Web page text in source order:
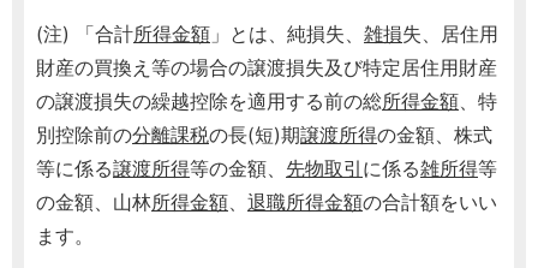
(注) 「合計所得金額 」とは、純損失、 雑損失、居住用
財産の買換え等の場合の譲渡損失及び特定居住用財産
の譲渡損失の繰越控除を適用する前の総所得金額、特
別控除前の分離課税の長(短)期譲渡所得の金額、株式
等に係る譲渡所得等の金額、 先物取引 に係る雑所得等
の金額、山林所得金額、 退職所得金額の合計額をいい
ます。